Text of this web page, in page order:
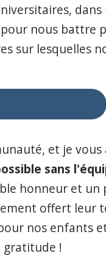
nous battre
sur lesquelles
et je vous
sans
honneur et un
offert leur
nos enfants
gratitude !